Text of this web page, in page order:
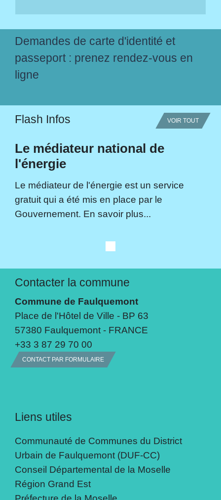
Demandes de carte d'identité et
passeport : prenez rendez-vous en
ligne
Flash Infos VOIR TOUT
Le médiateur national de
l'énergie
Le médiateur de l'énergie est un service
gratuit qui a été mis en place par le
Gouvernement. En savoir plus...
Contacter la commune
Commune de Faulquemont
Place de l'Hôtel de Ville - BP 63
57380 Faulquemont - FRANCE
+33 3 87 29 70 00
CONTACT PAR FORMULAIRE
Liens utiles
Communauté de Communes du District
Urbain de Faulquemont (DUF-CC)
Conseil Départemental de la Moselle
Région Grand Est